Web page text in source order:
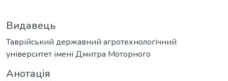
Видавець
Таврійський державний агротехнологічний
університет імені Дмитра Моторного
Анотація